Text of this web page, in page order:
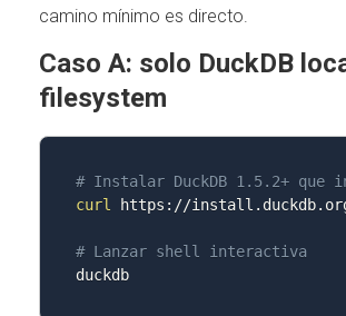
camino mínimo es directo.
Caso A: solo DuckDB
filesystem
# Instalar DuckDB 1.5.2+ que
curl https://
# Lanzar shell interactiva